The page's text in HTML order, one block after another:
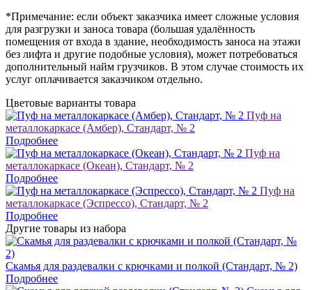
*Примечание: если объект заказчика имеет сложные условия
для разгрузки и заноса товара (большая удалённость
помещения от входа в здание, необходимость заноса на этажи
без лифта и другие подобные условия), может потребоваться
дополнительный найм грузчиков. В этом случае стоимость их
услуг оплачивается заказчиком отдельно.
Цветовые варианты товара
Пуф на
металлокаркасе (Амбер), Стандарт, № 2
Подробнее
Пуф на
металлокаркасе (Океан), Стандарт, № 2
Подробнее
Пуф на
металлокаркасе (Эспрессо), Стандарт, № 2
Подробнее
Другие товары из набора
Скамья для раздевалки с крючками и полкой (Стандарт, № 2)
Подробнее